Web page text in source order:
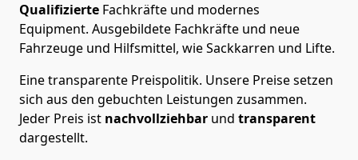
Qualifizierte Fachkräfte und modernes
Equipment. Ausgebildete Fachkräfte und neue
Fahrzeuge und Hilfsmittel, wie Sackkarren und Lifte.
Eine transparente Preispolitik. Unsere Preise setzen
sich aus den gebuchten Leistungen zusammen.
Jeder Preis ist nachvollziehbar und transparent
dargestellt.